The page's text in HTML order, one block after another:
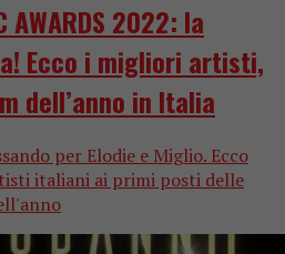
AWARDS 2022: la
Ecco i migliori artisti,
dell’anno in Italia
per Elodie e Miglio. Ecco
italiani ai primi posti delle